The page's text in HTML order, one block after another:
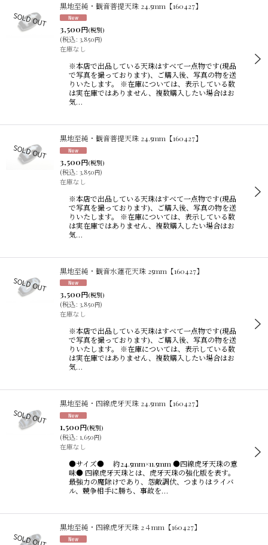
黒地至純・観音菩提天珠 24.5mm【160427】
3,500円(税別)
(税込: 3,850円)
在庫なし
※本店で出品している天珠はすべて一点物です(現品
で写真を撮っております)、ご購入後、写真の物を送
りいたします。 ※在庫については、表示している数
は実在庫ではありません、複数購入したい場合はお
気…
黒地至純・観音菩提天珠 24.5mm【160427】
3,500円(税別)
(税込: 3,850円)
在庫なし
※本店で出品している天珠はすべて一点物です(現品
で写真を撮っております)、ご購入後、写真の物を送
りいたします。 ※在庫については、表示している数
は実在庫ではありません、複数購入したい場合はお
気…
黒地至純・観音水蓮花天珠 25mm【160427】
3,500円(税別)
(税込: 3,850円)
在庫なし
※本店で出品している天珠はすべて一点物です(現品
で写真を撮っております)、ご購入後、写真の物を送
りいたします。 ※在庫については、表示している数
は実在庫ではありません、複数購入したい場合はお
気…
黒地至純・四線虎牙天珠 24.5mm【160427】
1,500円(税別)
(税込: 1,650円)
在庫なし
●サイズ● 約24.5mm×11.5mm ●四線虎牙天珠の意
味● 四線虎牙天珠とは、虎牙天珠の強化版を表す。
最強力の魔除けであり、怨敵調伏、つまりはライバ
ル、競争相手に勝ち、事故を…
黒地至純・四線虎牙天珠 2４mm【160427】